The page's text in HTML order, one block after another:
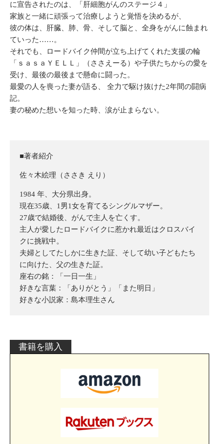
に宣告されたのは、「肝細胞がんのステージ４」
家族と一緒に頑張って治療しようと覚悟を決めるが、
彼の体は、肝臓、肺、⾻、そして脳と、全⾝をがんに蝕まれ
ていった……。
それでも、ロードバイク仲間が立ち上げてくれた支援の輪
「ｓａｓａＹＥＬＬ」（ささえーる）や子供たちからの愛を
受け、最後の最後まで懸命に闘った。
最愛の⼈を喪った妻が語る、 全⼒で駆け抜けた2年間の闘病
記。
妻の秘めた想いを知った時、涙が止まらない。
■著者紹介
佐々木絵理（ささき えり）
1984 年、大分県出身。
現在35歳、1男1女を育てるシングルマザー。
27歳で結婚後、がんで主人を亡くす。
主人が愛したロードバイクに惹かれ最近はクロスバイ
クに挑戦中。
夫婦としてたしかに生きた証、そして幼い子どもたち
に向けた、父の生きた証。
座右の銘：「一日一生」
好きな言葉：「ありがとう」「また明日」
好きな小説家：島本理生さん
書籍を購入